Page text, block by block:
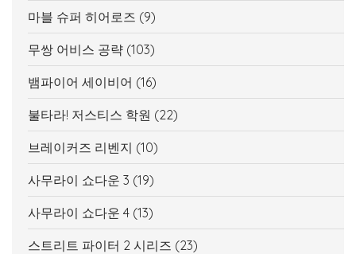
마블 슈퍼 히어로즈 (9)
무쌍 어비스 공략 (103)
뱀파이어 세이비어 (16)
불타라! 저스티스 학원 (22)
브레이커즈 리벤지 (10)
사무라이 쇼다운 3 (19)
사무라이 쇼다운 4 (13)
스트리트 파이터 2 시리즈 (23)